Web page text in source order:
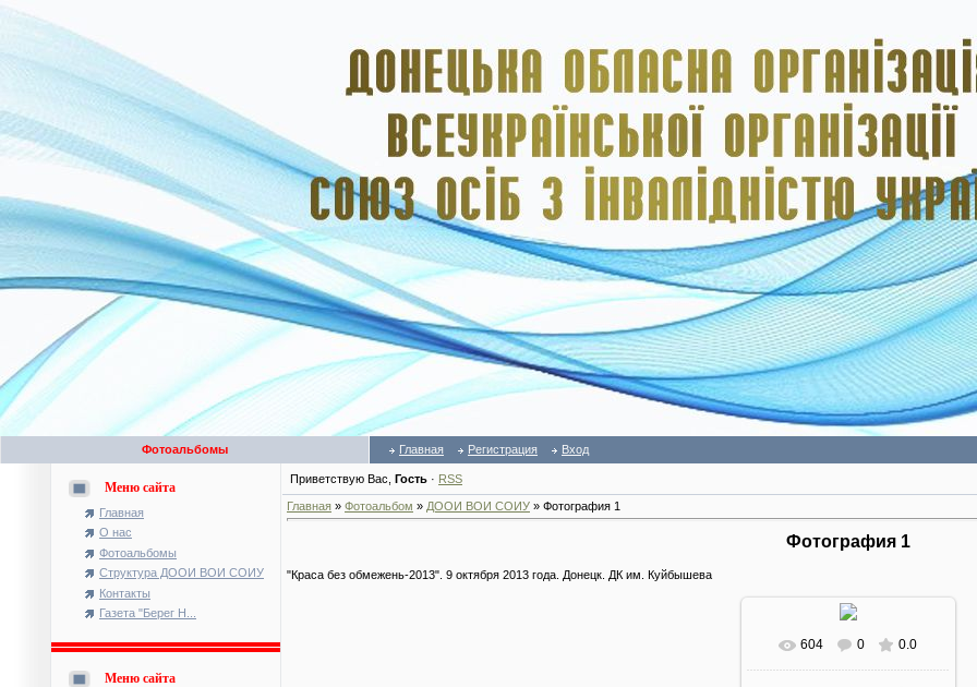
Фотоальбомы Главная Регистрация Вход
Меню сайта
Главная
О нас
Фотоальбомы
Структура ДООИ ВОИ СОИУ
Контакты
Газета "Берег Н...
Меню сайта
Приветствую Вас Гость · RSS
Главная » Фотоальбом » ДООИ ВОИ СОИУ » Фотография 1
Фотография 1
"Краса без обмежень-2013". 9 октября 2013 года. Донецк. ДК им. Куйбышева
В реальном размере
604 0 0.0